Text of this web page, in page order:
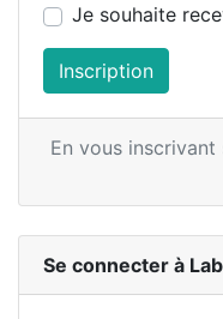
Je souhaite
Inscription
En vous inscrivant
Se connecter à